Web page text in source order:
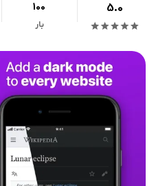
5.0
100
بار